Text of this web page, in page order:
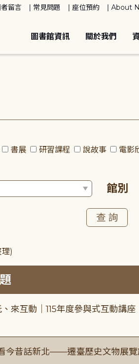
留言 常見問題 座位預約 About
圖書館資訊 關於我們
書展 研習課程 說故事 電影
館別
)
來互動｜115年度參與式互動講座
今昔話新北——遷臺歷史文物展覽